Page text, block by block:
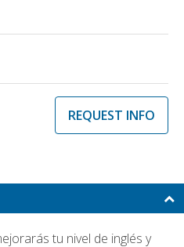
REQUEST INFO
tu nivel de inglés y